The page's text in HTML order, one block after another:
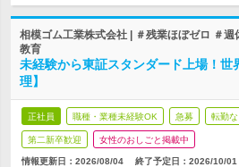
相模ゴム工業株式会社 | ＃残業ほぼゼロ ＃
教育
未経験から東証スタンダード上場！世
理】
正社員 職種・業種未経験OK 急募 転勤な
第二新卒歓迎 女性のおしごと掲載中
情報更新日：2026/08/04 終了予定日： 2026/10/01